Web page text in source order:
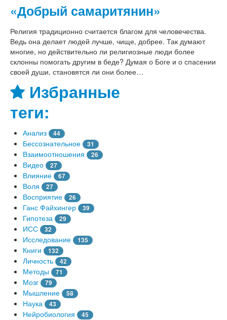
«Добрый самаритянин»
Религия традиционно считается благом для человечества.
Ведь она делает людей лучше, чище, добрее. Так думают
многие, но действительно ли религиозные люди более
склонны помогать другим в беде? Думая о Боге и о спасении
своей души, становятся ли они более…
Избранные
теги:
Анализ 44
Бессознательное 31
Взаимоотношения 26
Видео 27
Влияние 67
Воля 27
Восприятие 26
Ганс Файхингер 39
Гипотеза 29
ИСС 32
Исследование 135
Книги 132
Личность 42
Методы 71
Мозг 79
Мышление 58
Наука 43
Нейробиология 45